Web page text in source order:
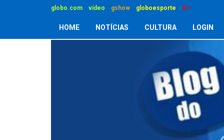
globo.com vídeo gshow globoesporte G1
HOME NOTÍCIAS CULTURA LOGIN